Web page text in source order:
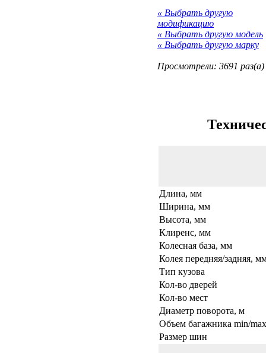
« Выбрать другую
модификацию
« Выбрать другую модель
« Выбрать другую марку
Просмотрели: 3691 раз(а)
Длина, мм
Ширина, мм
Высота, мм
Клиренс, мм
Колесная база, мм
Колея передняя/задняя,
Тип кузова
Кол-во дверей
Кол-во мест
Диаметр поворота, м
Объем багажника min/
Размер шин